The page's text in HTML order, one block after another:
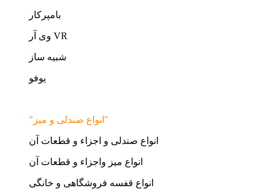
بامپرکار
وی آر VR
شبیه ساز
یوفو
"انواع صندلی و میز"
انواع صندلی و اجزاء و قطعات آن
انواع میز واجزاء و قطعات آن
انواع قفسه فروشگاهی و خانگی